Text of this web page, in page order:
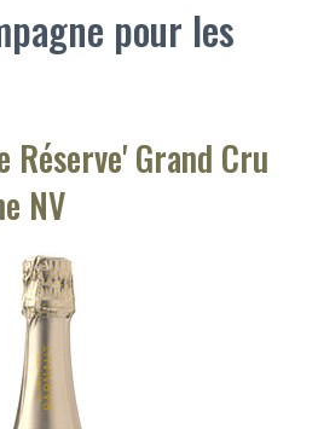
pour les
Réserve' Grand Cru
NV